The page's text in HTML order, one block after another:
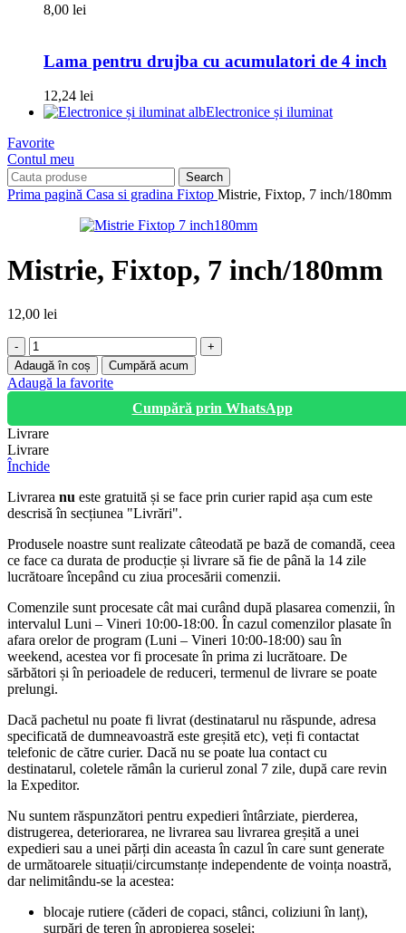
8,00 lei
Lama pentru drujba cu acumulatori de 4 inch
12,24 lei
Electronice și iluminat
Favorite
Contul meu
Search
Prima pagină Casa si gradina Fixtop Mistrie, Fixtop, 7 inch/180mm
Mistrie, Fixtop, 7 inch/180mm
12,00 lei
Cantitate
Mistrie,
Fixtop,
7
Adaugă în coș Cumpără acum
Adaugă la favorite
Cumpără prin WhatsApp
Livrare
Livrare
Închide
Livrarea nu este gratuită și se face prin curier rapid așa cum este
descrisă în secțiunea "Livrări".
Produsele noastre sunt realizate câteodată pe bază de comandă, ceea
ce face ca durata de producție și livrare să fie de până la 14 zile
lucrătoare începând cu ziua procesării comenzii.
Comenzile sunt procesate cât mai curând după plasarea comenzii, în
intervalul Luni – Vineri 10:00-18:00. În cazul comenzilor plasate în
afara orelor de program (Luni – Vineri 10:00-18:00) sau în
weekend, acestea vor fi procesate în prima zi lucrătoare. De
sărbători și în perioadele de reduceri, termenul de livrare se poate
prelungi.
Dacă pachetul nu poate fi livrat (destinatarul nu răspunde, adresa
specificată de dumneavoastră este greșită etc), veți fi contactat
telefonic de către curier. Dacă nu se poate lua contact cu
destinatarul, coletele rămân la curierul zonal 7 zile, după care revin
la Expeditor.
Nu suntem răspunzători pentru expedieri întârziate, pierderea,
distrugerea, deteriorarea, ne livrarea sau livrarea greșită a unei
expedieri sau a unei părți din aceasta în cazul în care sunt generate
de următoarele situații/circumstanțe independente de voința noastră,
dar nelimitându-se la acestea:
blocaje rutiere (căderi de copaci, stânci, coliziuni în lanț),
surpări de teren în apropierea șoselei;